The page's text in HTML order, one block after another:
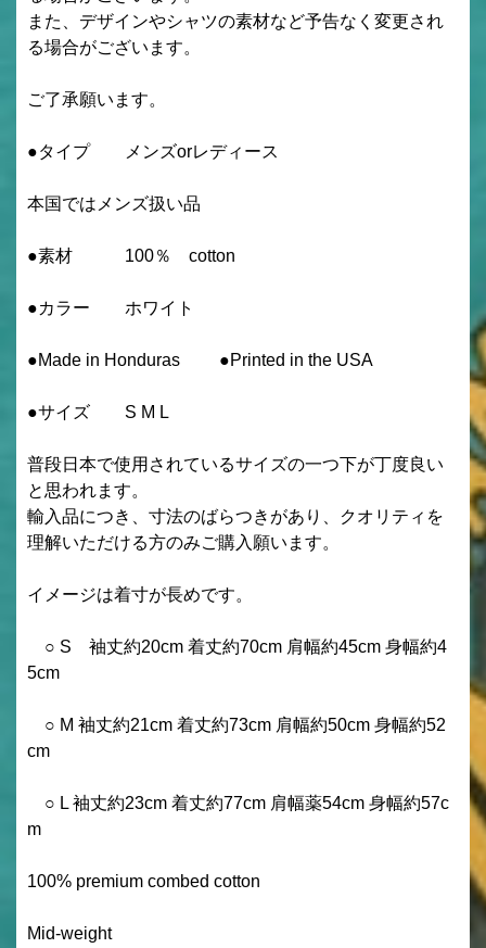
また、デザインやシャツの素材など予告なく変更され
る場合がございます。
ご了承願います。
●タイプ メンズorレディース
本国ではメンズ扱い品
●素材 100％ cotton
●カラー ホワイト
●Made in Honduras ●Printed in the USA
●サイズ S M L
普段日本で使用されているサイズの一つ下が丁度良い
と思われます。
輸入品につき、寸法のばらつきがあり、クオリティを
理解いただける方のみご購入願います。
イメージは着寸が長めです。
○ S 袖丈約20cm 着丈約70cm 肩幅約45cm 身幅約4
5cm
○ M 袖丈約21cm 着丈約73cm 肩幅約50cm 身幅約52
cm
○ L 袖丈約23cm 着丈約77cm 肩幅薬54cm 身幅約57c
m
100% premium combed cotton
Mid-weight